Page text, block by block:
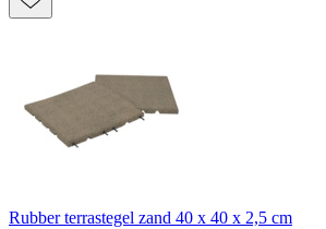
Rubber terrastegel zand 40 x 40 x 2,5 cm